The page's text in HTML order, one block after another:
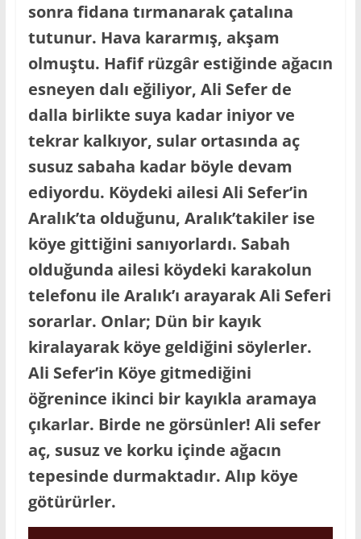
sonra fidana tırmanarak çatalına
tutunur. Hava kararmış, akşam
olmuştu. Hafif rüzgâr estiğinde ağacın
esneyen dalı eğiliyor, Ali Sefer de
dalla birlikte suya kadar iniyor ve
tekrar kalkıyor, sular ortasında aç
susuz sabaha kadar böyle devam
ediyordu. Köydeki ailesi Ali Sefer’in
Aralık’ta olduğunu, Aralık’takiler ise
köye gittiğini sanıyorlardı. Sabah
olduğunda ailesi köydeki karakolun
telefonu ile Aralık’ı arayarak Ali Seferi
sorarlar. Onlar; Dün bir kayık
kiralayarak köye geldiğini söylerler.
Ali Sefer’in Köye gitmediğini
öğrenince ikinci bir kayıkla aramaya
çıkarlar. Birde ne görsünler! Ali sefer
aç, susuz ve korku içinde ağacın
tepesinde durmaktadır. Alıp köye
götürürler.